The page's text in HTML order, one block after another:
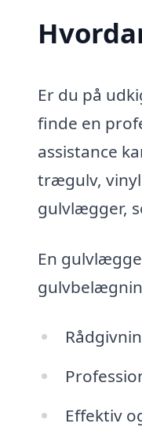
Er du på
finde en
assistance
trægulv,
gulvlægger,
En
Effektiv